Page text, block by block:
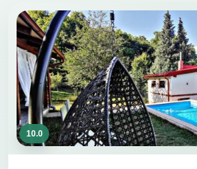
10.0